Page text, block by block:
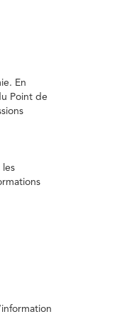
En
Point de
les